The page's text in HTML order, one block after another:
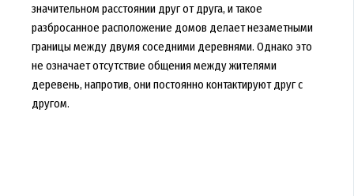
значительном расстоянии друг от друга, и такое
разбросанное расположение домов делает незаметными
границы между двумя соседними деревнями. Однако это
не означает отсутствие общения между жителями
деревень, напротив, они постоянно контактируют друг с
другом.